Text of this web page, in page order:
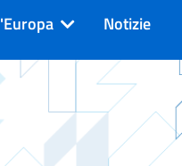
Notizie